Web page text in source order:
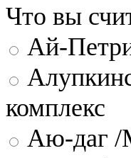
Что вы
Ай-
комплекс
Аю-даг /